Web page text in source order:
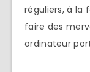
réguliers, à la
faire des
ordinateur